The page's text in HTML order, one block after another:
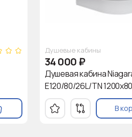
Душевые кабины
34 000₽
Душевая кабина
E120/80/26L/TN
В